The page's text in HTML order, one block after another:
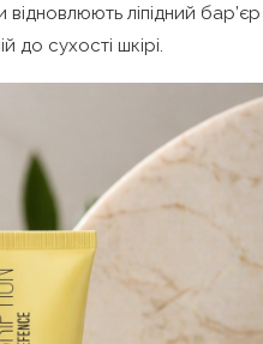
ліпідний бар’єр
до сухості шкірі.